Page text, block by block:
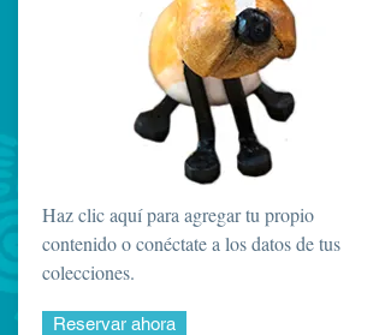
Haz clic aquí para agregar tu propio
contenido o conéctate a los datos de tus
colecciones.
Reservar ahora